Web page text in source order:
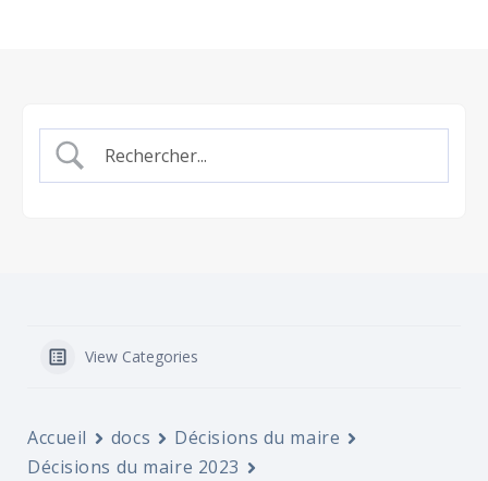
View Categories
Accueil docs
Décisions du maire
Décisions du maire 2023